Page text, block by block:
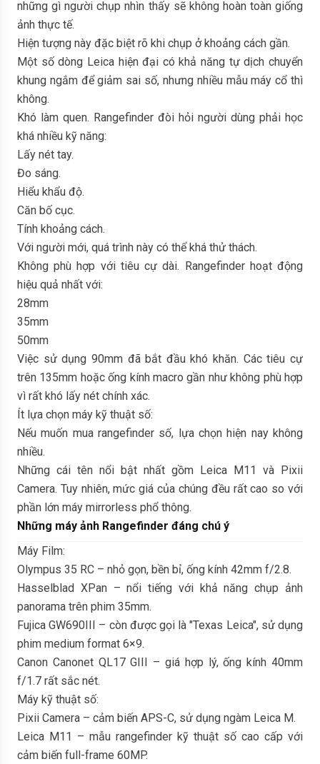
những gì người chụp nhìn thấy sẽ không hoàn toàn giống
ảnh thực tế.
Hiện tượng này đặc biệt rõ khi chụp ở khoảng cách gần.
Một số dòng Leica hiện đại có khả năng tự dịch chuyển
khung ngắm để giảm sai số, nhưng nhiều mẫu máy cổ thì
không.
Khó làm quen. Rangefinder đòi hỏi người dùng phải học
khá nhiều kỹ năng:
Lấy nét tay.
Đo sáng.
Hiểu khẩu độ.
Căn bố cục.
Tính khoảng cách.
Với người mới, quá trình này có thể khá thử thách.
Không phù hợp với tiêu cự dài. Rangefinder hoạt động
hiệu quả nhất với:
28mm
35mm
50mm
Việc sử dụng 90mm đã bắt đầu khó khăn. Các tiêu cự
trên 135mm hoặc ống kính macro gần như không phù hợp
vì rất khó lấy nét chính xác.
Ít lựa chọn máy kỹ thuật số:
Nếu muốn mua rangefinder số, lựa chọn hiện nay không
nhiều.
Những cái tên nổi bật nhất gồm Leica M11 và Pixii
Camera. Tuy nhiên, mức giá của chúng đều rất cao so với
phần lớn máy mirrorless phổ thông.
Những máy ảnh Rangefinder đáng chú ý
Máy Film:
Olympus 35 RC – nhỏ gọn, bền bỉ, ống kính 42mm f/2.8.
Hasselblad XPan – nổi tiếng với khả năng chụp ảnh
panorama trên phim 35mm.
Fujica GW690III – còn được gọi là "Texas Leica", sử dụng
phim medium format 6×9.
Canon Canonet QL17 GIII – giá hợp lý, ống kính 40mm
f/1.7 rất sắc nét.
Máy kỹ thuật số:
Pixii Camera – cảm biến APS-C, sử dụng ngàm Leica M.
Leica M11 – mẫu rangefinder kỹ thuật số cao cấp với
cảm biến full-frame 60MP.